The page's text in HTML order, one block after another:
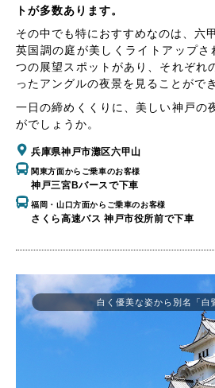
トが多数あります。
その中でも特におすすめなのは、六
英国調の庭が美しくライトアップ
つの展望スポットがあり、それぞれ
ったアングルの夜景を見ることがで
一日の締めくくりに、美しい神戸の
がでしょうか。
兵庫県神戸市灘区六甲山
関東方面からご乗車のお客様
神戸三宮Bバースで下車
福岡・山口方面からご乗車のお客様
さくら高速バス 神戸市役所前で下車
白く優美な姿から別名「白